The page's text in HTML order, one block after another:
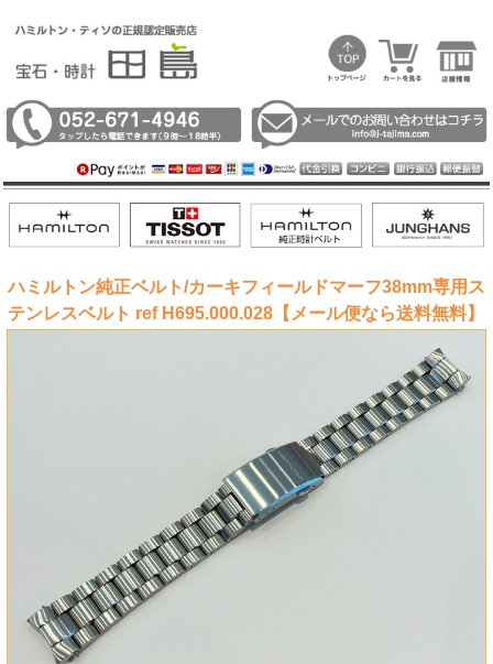
ハミルトン純正ベルト/カーキフィールドマーフ38mm専用ス
テンレスベルト ref H695.000.028【メール便なら送料無料】